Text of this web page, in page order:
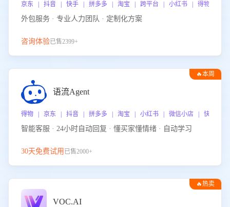
京东 | 抖音 | 快手 | 拼多多 | 淘宝 | 跨平台 | 小红书 | 得物 | 企
外包服务 · 专业人力团队 · 定制化方案
咨询体验已售2399+
🔥本周
语流Agent
得物 | 京东 | 抖音 | 拼多多 | 淘宝 | 小红书 | 微信小店 | 快手 |
智能客服 · 24小时自动回复 · 懂买家懂情绪 · 自动学习
30天免费试用 已售2000+
🔥热卖
VOC.AI